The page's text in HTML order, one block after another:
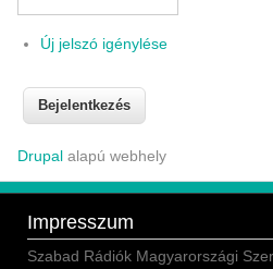
Új jelszó igénylése
Drupalalapú webhely
Impresszum
Szabad Rádiók Magyarországi